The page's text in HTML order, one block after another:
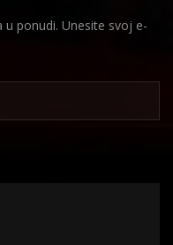
ponudi. Unesite svoj e-